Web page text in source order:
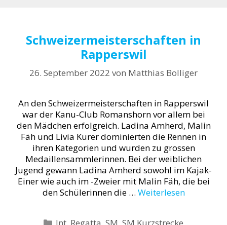
Schweizermeisterschaften in
Rapperswil
26. September 2022 von Matthias Bolliger
An den Schweizermeisterschaften in Rapperswil
war der Kanu-Club Romanshorn vor allem bei
den Mädchen erfolgreich. Ladina Amherd, Malin
Fäh und Livia Kurer dominierten die Rennen in
ihren Kategorien und wurden zu grossen
Medaillensammlerinnen. Bei der weiblichen
Jugend gewann Ladina Amherd sowohl im Kajak-
Einer wie auch im -Zweier mit Malin Fäh, die bei
den Schülerinnen die … Weiterlesen
Kategorien